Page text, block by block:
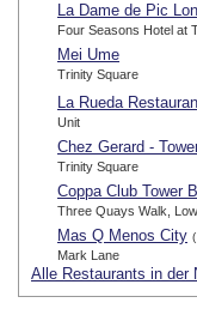
La Dame de Pic
Four Seasons Hotel at
Mei Ume
Trinity Square
La Rueda
Unit
Chez Gerard -
Trinity Square
Coppa Club Tower
Three Quays Walk,
Mas Q Menos City (
Mark Lane
Alle Restaurants in der